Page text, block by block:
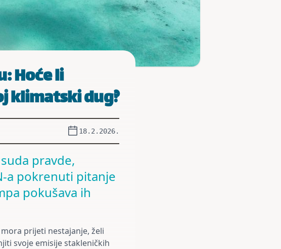
Hoće li
klimatski dug?
18.2.2026.
pravde,
a pokrenuti pitanje
pokušava ih
prijeti nestajanje, želi
svoje emisije stakleničkih